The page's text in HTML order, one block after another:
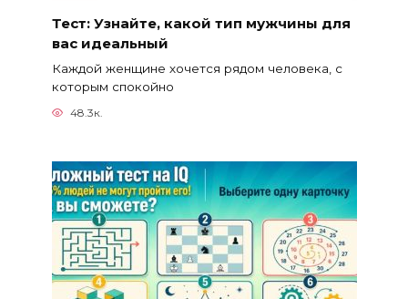
Тест: Узнайте, какой тип мужчины для
вас идеальный
Каждой женщине хочется рядом человека, с
которым спокойно
48.3к.